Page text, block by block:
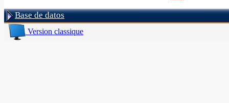
Base de datos
Version classique